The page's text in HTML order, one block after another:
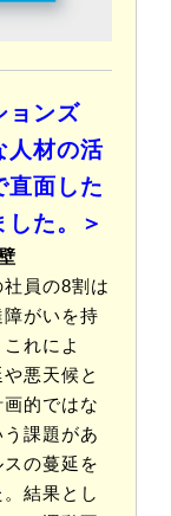
ョンズ
人材の活
直面した
た。＞
員の8割は
がいを持
れによ
悪天候と
的ではな
課題があ
の蔓延を
結果とし